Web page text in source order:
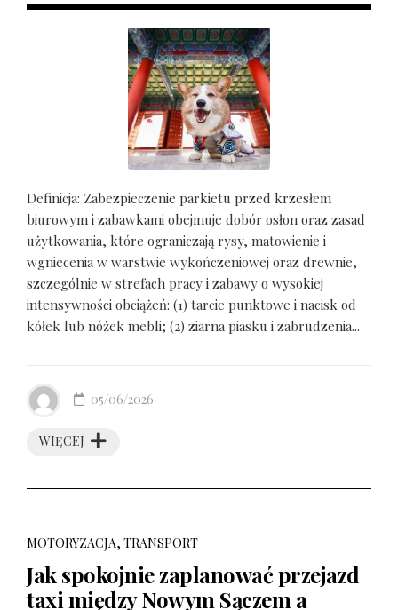
Definicja: Zabezpieczenie parkietu przed krzesłem
biurowym i zabawkami obejmuje dobór osłon oraz zasad
użytkowania, które ograniczają rysy, matowienie i
wgniecenia w warstwie wykończeniowej oraz drewnie,
szczególnie w strefach pracy i zabawy o wysokiej
intensywności obciążeń: (1) tarcie punktowe i nacisk od
kółek lub nóżek mebli; (2) ziarna piasku i zabrudzenia...
WIĘCEJ
05/06/2026
MOTORYZACJA, TRANSPORT
Jak spokojnie zaplanować przejazd
taxi między Nowym Sączem a